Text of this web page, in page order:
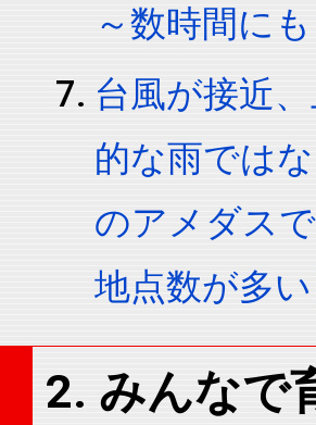
～数時間に
台風が接近
的な雨では
のアメダス
地点数が多
2. みんなで